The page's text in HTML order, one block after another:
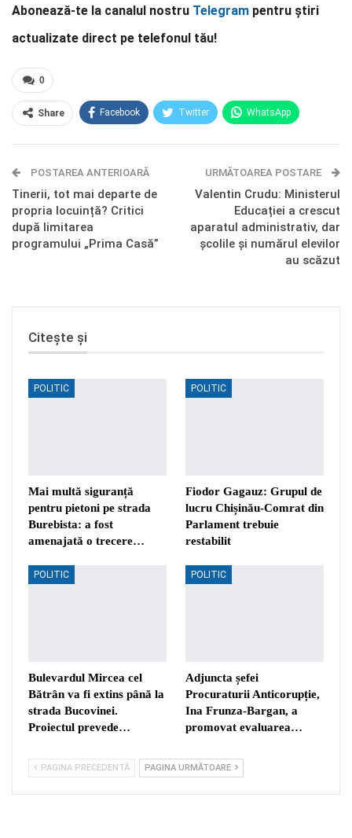
Abonează-te la canalul nostru Telegram pentru știri
actualizate direct pe telefonul tău!
0
Share Facebook Twitter WhatsApp
Telegram OK.ru
POSTAREA ANTERIOARĂ
Tinerii, tot mai departe de
propria locuință? Critici
după limitarea
programului „Prima Casă”
URMĂTOAREA POSTARE
Valentin Crudu: Ministerul
Educației a crescut
aparatul administrativ, dar
școlile și numărul elevilor
au scăzut
Citește și
POLITIC
Mai multă siguranță
pentru pietoni pe strada
Burebista: a fost
amenajată o trecere…
POLITIC
Fiodor Gagauz: Grupul de
lucru Chișinău-Comrat din
Parlament trebuie
restabilit
POLITIC
Bulevardul Mircea cel
Bătrân va fi extins până la
strada Bucovinei.
Proiectul prevede…
POLITIC
Adjuncta șefei
Procuraturii Anticorupție,
Ina Frunza-Bargan, a
promovat evaluarea…
PAGINA PRECEDENTĂ PAGINA URMĂTOARE